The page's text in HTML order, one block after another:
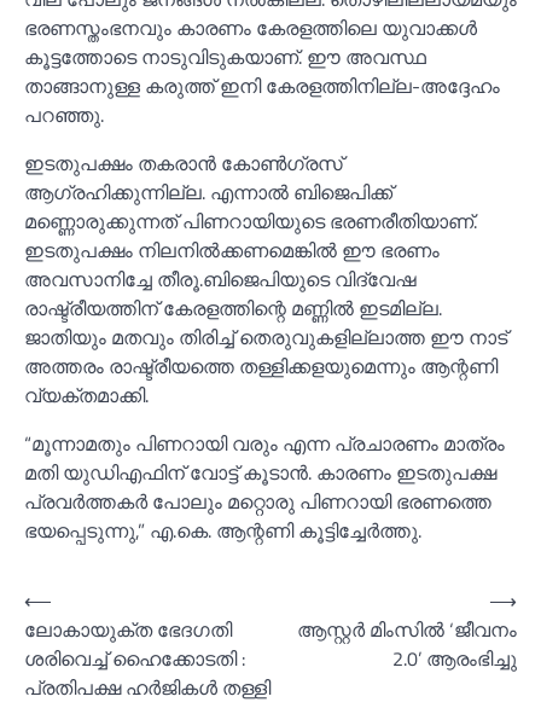
ഭരണസ്തംഭനവും കാരണം കേരളത്തിലെ യുവാക്കള്‍
കൂട്ടത്തോടെ നാടുവിടുകയാണ്. ഈ അവസ്ഥ
താങ്ങാനുള്ള കരുത്ത് ഇനി കേരളത്തിനില്ല-അദ്ദേഹം
പറഞ്ഞു.
ഇടതുപക്ഷം തകരാൻ കോണ്‍ഗ്രസ്
ആഗ്രഹിക്കുന്നില്ല. എന്നാല്‍ ബിജെപിക്ക്
മണ്ണൊരുക്കുന്നത് പിണറായിയുടെ ഭരണരീതിയാണ്.
ഇടതുപക്ഷം നിലനില്‍ക്കണമെങ്കില്‍ ഈ ഭരണം
അവസാനിച്ചേ തീരൂ.ബിജെപിയുടെ വിദ്വേഷ
രാഷ്ട്രീയത്തിന് കേരളത്തിന്റെ മണ്ണില്‍ ഇടമില്ല.
ജാതിയും മതവും തിരിച്ച്‌ തെരുവുകളില്ലാത്ത ഈ നാട്
അത്തരം രാഷ്ട്രീയത്തെ തള്ളിക്കളയുമെന്നും ആന്റണി
വ്യക്തമാക്കി.
“മൂന്നാമതും പിണറായി വരും എന്ന പ്രചാരണം മാത്രം
മതി യുഡിഎഫിന് വോട്ട് കൂടാൻ. കാരണം ഇടതുപക്ഷ
പ്രവർത്തകർ പോലും മറ്റൊരു പിണറായി ഭരണത്തെ
ഭയപ്പെടുന്നു,” എ.കെ. ആന്റണി കൂട്ടിച്ചേർത്തു.
Post
navigation
⟵
ലോകായുക്ത ഭേദഗതി
ശരിവെച്ച്‌ ഹൈക്കോടതി :
പ്രതിപക്ഷ ഹര്‍ജികള്‍ തള്ളി
ആസ്റ്റർ മിംസിൽ ‘ജീവനം
2.0’ ആരംഭിച്ചു
⟶